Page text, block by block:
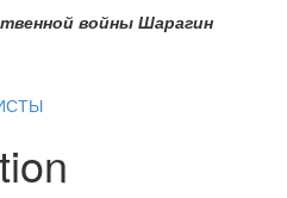
войны Шарагин